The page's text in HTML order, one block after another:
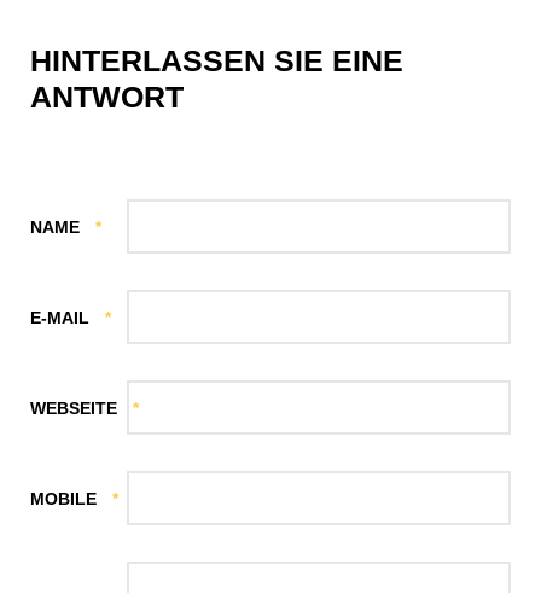
HINTERLASSEN SIE EINE
ANTWORT
NAME *
E-MAIL *
WEBSEITE *
MOBILE *